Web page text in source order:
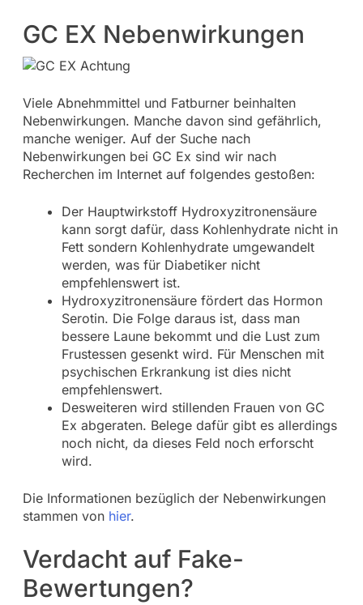
GC EX Nebenwirkungen
Viele Abnehmmittel und Fatburner beinhalten
Nebenwirkungen. Manche davon sind gefährlich,
manche weniger. Auf der Suche nach
Nebenwirkungen bei GC Ex sind wir nach
Recherchen im Internet auf folgendes gestoßen:
Der Hauptwirkstoff Hydroxyzitronensäure
kann sorgt dafür, dass Kohlenhydrate nicht in
Fett sondern Kohlenhydrate umgewandelt
werden, was für Diabetiker nicht
empfehlenswert ist.
Hydroxyzitronensäure fördert das Hormon
Serotin. Die Folge daraus ist, dass man
bessere Laune bekommt und die Lust zum
Frustessen gesenkt wird. Für Menschen mit
psychischen Erkrankung ist dies nicht
empfehlenswert.
Desweiteren wird stillenden Frauen von GC
Ex abgeraten. Belege dafür gibt es allerdings
noch nicht, da dieses Feld noch erforscht
wird.
Die Informationen bezüglich der Nebenwirkungen
stammen von hier.
Verdacht auf Fake-
Bewertungen?